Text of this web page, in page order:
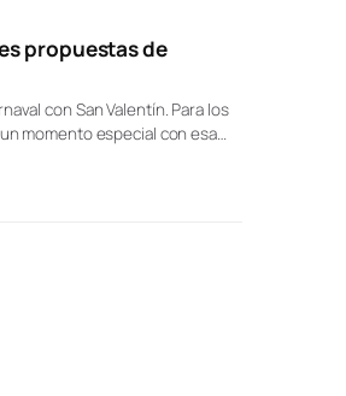
propuestas de
con San Valentín. Para los
momento especial con esa…